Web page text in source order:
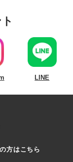
LINE
方はこちら